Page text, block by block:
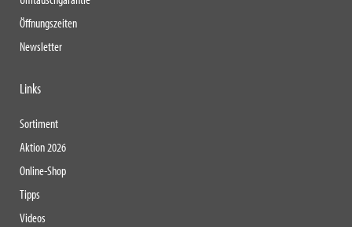
Öffnungszeiten
Newsletter
Links
Sortiment
Aktion 2026
Online-Shop
Tipps
Videos